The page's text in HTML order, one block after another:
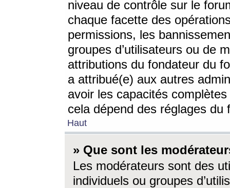
niveau de contrôle sur le
chaque facette des
permissions, les
groupes d’utilisateurs ou de
attributions du fondateur du
a attribué(e) aux autres
avoir les capacités
cela dépend des réglages du
Haut
» Que sont les
Les modérateurs sont des
individuels ou groupes